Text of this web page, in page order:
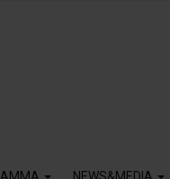
NEWS&MEDIA